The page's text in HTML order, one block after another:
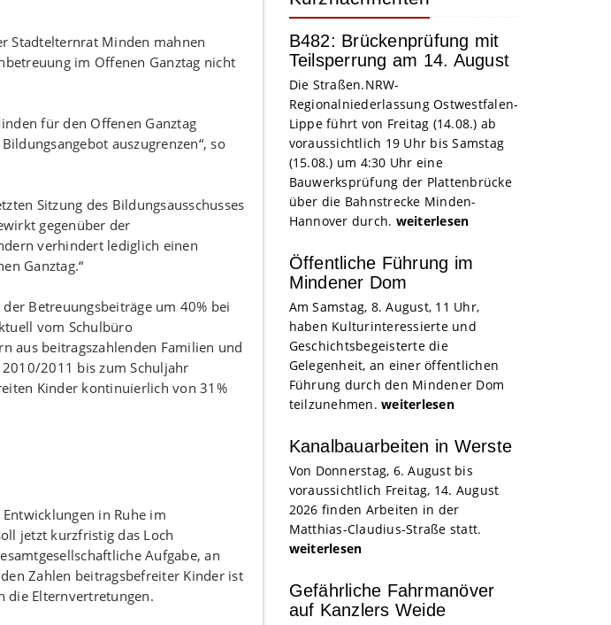
Stadtelternrat Minden mahnen
im Offenen Ganztag nicht
für den Offenen Ganztag
auszugrenzen“, so
Sitzung des Bildungsausschusses
gegenüber der
verhindert lediglich einen
Ganztag.“
Betreuungsbeiträge um 40% bei
vom Schulbüro
aus beitragszahlenden Familien und
2011 bis zum Schuljahr
Kinder kontinuierlich von 31%
in Ruhe im
jetzt kurzfristig das Loch
Aufgabe, an
Zahlen beitragsbefreiter Kinder ist
die Elternvertretungen.
B482: Brückenprüfung mit
Teilsperrung am 14. August
Die Straßen.NRW-
Regionalniederlassung Ostwestfalen-
Lippe führt von Freitag (14.08.) ab
voraussichtlich 19 Uhr bis Samstag
(15.08.) um 4:30 Uhr eine
Bauwerksprüfung der Plattenbrücke
über die Bahnstrecke Minden-
Hannover durch. weiterlesen
Öffentliche Führung im
Mindener Dom
Am Samstag, 8. August, 11 Uhr,
haben Kulturinteressierte und
Geschichtsbegeisterte die
Gelegenheit, an einer öffentlichen
Führung durch den Mindener Dom
teilzunehmen. weiterlesen
Kanalbauarbeiten in Werste
Von Donnerstag, 6. August bis
voraussichtlich Freitag, 14. August
2026 finden Arbeiten in der
Matthias-Claudius-Straße statt.
weiterlesen
Gefährliche Fahrmanöver
auf Kanzlers Weide